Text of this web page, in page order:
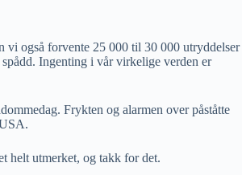
vi også forvente 25 000 til 30 000 utryddelser
Ingenting i vår virkelige verden er
Frykten og alarmen over påståtte
helt utmerket, og takk for det.